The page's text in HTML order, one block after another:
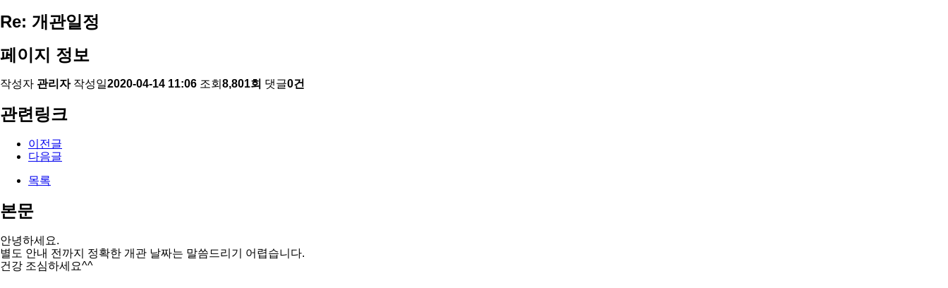
Re: 개관일정
페이지 정보
작성자 관리자 작성일2020-04-14 11:06 조회 8,801회 댓글0건
관련링크
이전글
다음글
목록
본문
안녕하세요.
별도 안내 전까지 정확한 개관 날짜는 말씀드리기 어렵습니다.
건강 조심하세요^^